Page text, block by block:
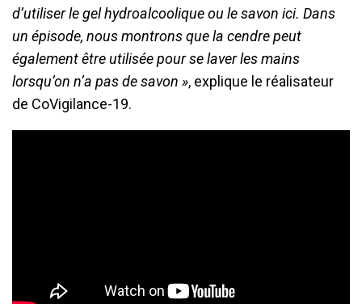
d’utiliser le gel hydroalcoolique ou le savon ici. Dans
un épisode, nous montrons que la cendre peut
également être utilisée pour se laver les mains
lorsqu’on n’a pas de savon », explique le réalisateur
de CoVigilance-19.